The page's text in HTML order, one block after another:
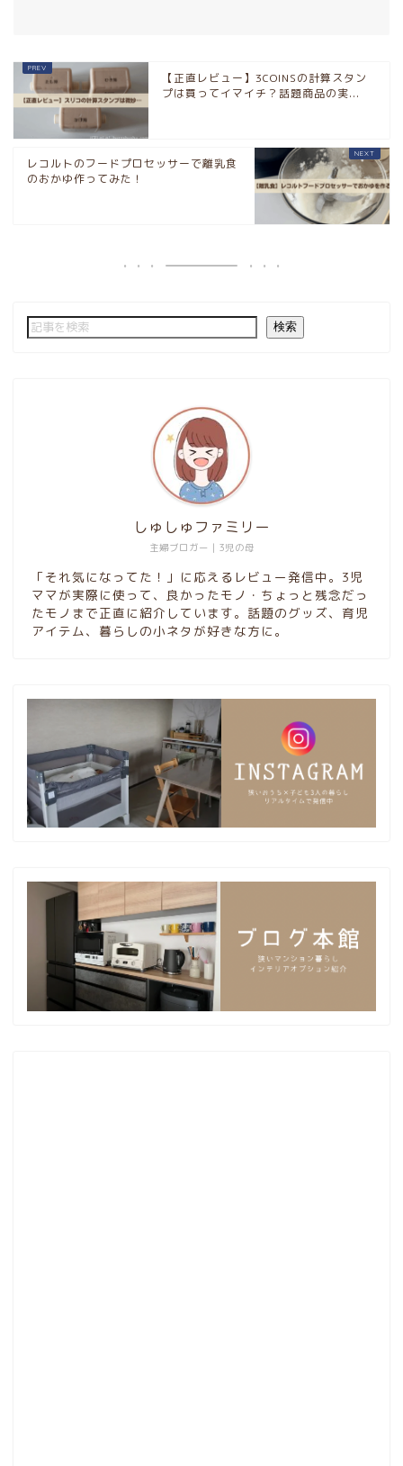
【正直レビュー】3COINSの計算スタン
プは買ってイマイチ？話題商品の実...
レコルトのフードプロセッサーで離乳食
のおかゆ作ってみた！
検索
主婦ブロガー｜3児の母
しゅしゅファミリー
「それ気になってた！」に応えるレビュー発信中。3児
ママが実際に使って、良かったモノ・ちょっと残念だっ
たモノまで正直に紹介しています。話題のグッズ、育児
アイテム、暮らしの小ネタが好きな方に。